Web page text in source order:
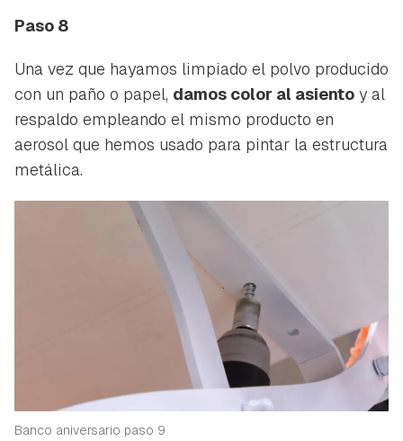
Paso 8
Una vez que hayamos limpiado el polvo producido
con un paño o papel, damos color al asiento y al
respaldo empleando el mismo producto en
aerosol que hemos usado para pintar la estructura
metálica.
Banco aniversario paso 9